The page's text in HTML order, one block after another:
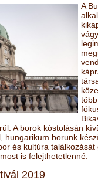
A
A borok kóstolásán
hungarikum borunk
és kultúra találkozását
is felejthetetlenné.
2019